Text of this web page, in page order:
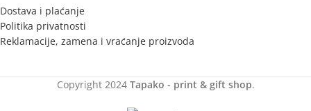
Dostava i plaćanje
Politika privatnosti
Reklamacije, zamena i vraćanje proizvoda
Copyright 2024 Tapako - print & gift shop.